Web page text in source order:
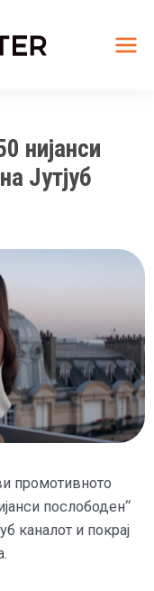
нијанси
Јутјуб
промотивното
послободен“
каналот и покрај